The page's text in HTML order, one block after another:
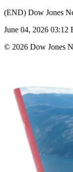
(END) Dow Jones
June 04, 2026
© 2026 Dow Jones